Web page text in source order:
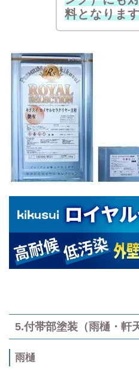
料となりま
5.付帯部塗装（雨樋・軒
雨樋